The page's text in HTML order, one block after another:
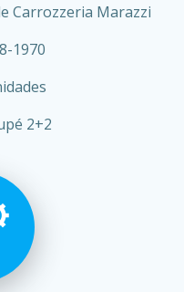
Carrozzeria Marazzi
1970
2+2